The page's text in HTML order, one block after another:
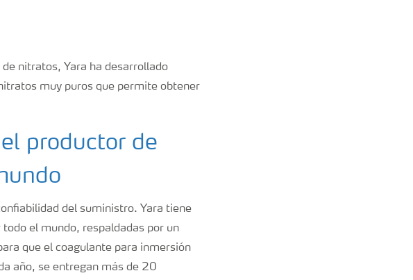
nitratos, Yara ha desarrollado
muy puros que permite obtener
productor de
del suministro. Yara tiene
el mundo, respaldadas por un
que el coagulante para inmersión
año, se entregan más de 20